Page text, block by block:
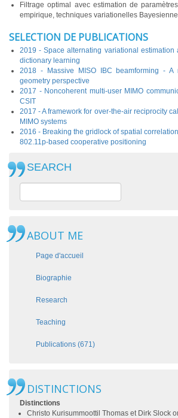
Filtrage optimal avec estimation de
empirique, techniques variationelles
SELECTION DE PUBLICATIONS
2019 - Space alternating variational estimation
dictionary learning
2018 - Massive MISO IBC beamforming - A
geometry perspective
2017 - Noncoherent multi-user MIMO
CSIT
2017 - A framework for over-the-air reciprocity
MIMO systems
2016 - Breaking the gridlock of spatial
802.11p-based cooperative positioning
SEARCH
ABOUT ME
Page d'accueil
Biographie
Research
Teaching
Publications (671)
DISTINCTIONS
Distinctions
Christo Kurisummoottil Thomas et Dirk Slock